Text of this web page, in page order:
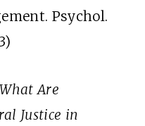
Psychol.
What Are
Justice in